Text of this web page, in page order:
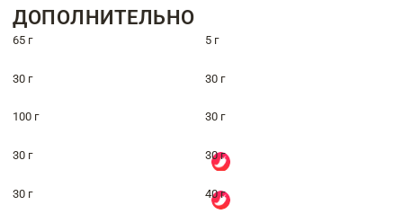
ДОПОЛНИТЕЛЬНО
65 г 5 г
30 г 30 г
100 г 30 г
30 г 30 г
30 г 40 г